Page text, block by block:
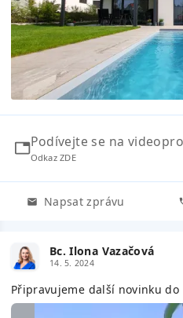
Podívejte se na
Odkaz ZDE
Napsat zprávu
Bc. Ilona Vazačová
14. 5. 2024
Připravujeme další novinku